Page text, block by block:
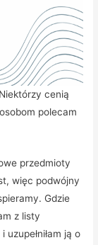
cenią
polecam
przedmioty
więc podwójny
Gdzie
z listy
ją o